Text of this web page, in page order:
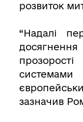
розвиток
“Надалі
зазначив